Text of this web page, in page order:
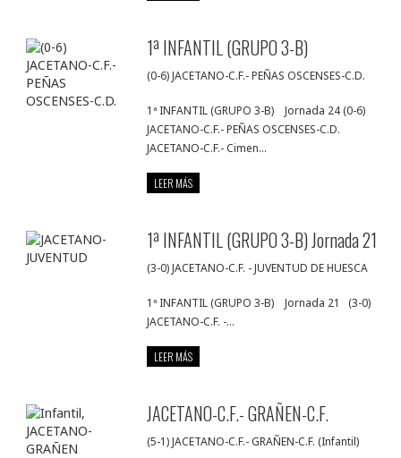
1ª INFANTIL (GRUPO 3-B)
(0-6) JACETANO-C.F.- PEÑAS OSCENSES-C.D.
1ª INFANTIL (GRUPO 3-B) Jornada 24 (0-6)
JACETANO-C.F.- PEÑAS OSCENSES-C.D.
JACETANO-C.F.- Cimen...
LEER MÁS
1ª INFANTIL (GRUPO 3-B) Jornada 21
(3-0) JACETANO-C.F. - JUVENTUD DE HUESCA
1ª INFANTIL (GRUPO 3-B) Jornada 21 (3-0)
JACETANO-C.F. -...
LEER MÁS
JACETANO-C.F.- GRAÑEN-C.F.
(5-1) JACETANO-C.F.- GRAÑEN-C.F. (Infantil)